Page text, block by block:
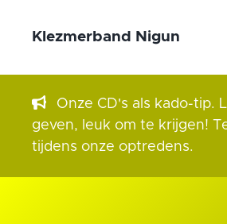
Klezmerband Nigun
Onze CD's als kado-tip.
geven, leuk om te krijgen!
tijdens onze optredens.